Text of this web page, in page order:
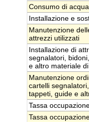
Consumo di
Installazione e
Manutenzione
attrezzi utilizzati
Installazione di
segnalatori,
e altro materiale
Manutenzione
cartelli
tappeti, guide e
Tassa
Tassa